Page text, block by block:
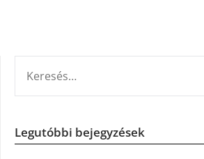
Legutóbbi bejegyzések